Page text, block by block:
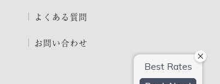
よくある質問
お問い合わせ